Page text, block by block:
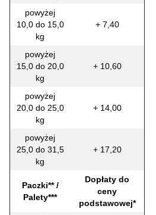
powyżej
10,0 do 15,0
kg
+ 7,40
powyżej
15,0 do 20,0
kg
+ 10,60
powyżej
20,0 do 25,0
kg
+ 14,00
powyżej
25,0 do 31,5
kg
+ 17,20
Paczki** /
Palety***
Dopłaty do
ceny
podstawowej*